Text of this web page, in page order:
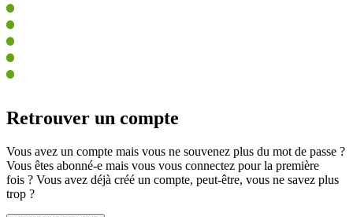
Retrouver un compte
Vous avez un compte mais vous ne souvenez plus du mot de passe ?
Vous êtes abonné-e mais vous vous connectez pour la première
fois ? Vous avez déjà créé un compte, peut-être, vous ne savez plus
trop ?